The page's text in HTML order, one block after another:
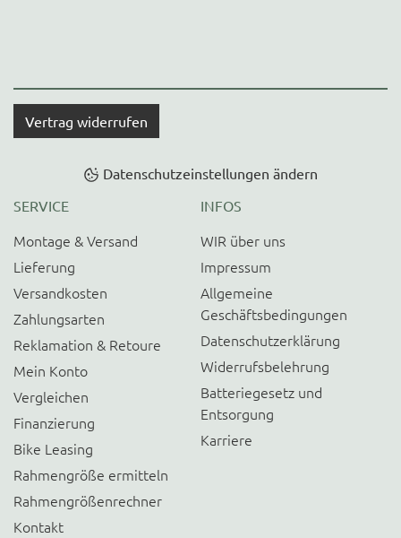
Vertrag widerrufen
Datenschutzeinstellungen ändern
SERVICE
Montage & Versand
Lieferung
Versandkosten
Zahlungsarten
Reklamation & Retoure
Mein Konto
Vergleichen
Finanzierung
Bike Leasing
Rahmengröße ermitteln
Rahmengrößenrechner
Kontakt
INFOS
WIR über uns
Impressum
Allgemeine
Geschäftsbedingungen
Datenschutzerklärung
Widerrufsbelehrung
Batteriegesetz und
Entsorgung
Karriere